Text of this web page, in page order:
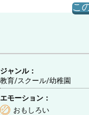
こ
ジャンル：
教育/スクール/幼稚園
エモーション：
おもしろい